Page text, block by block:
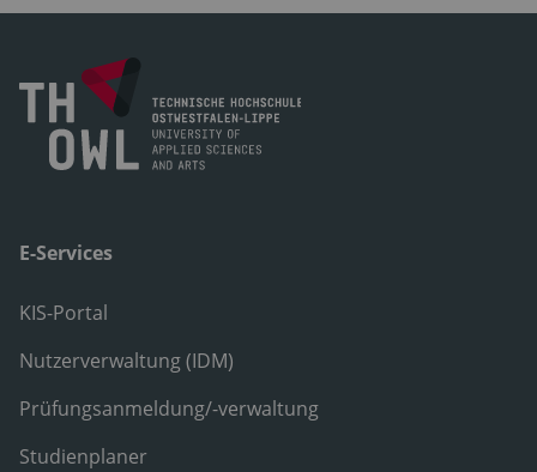
E-Services
KIS-Portal
Nutzerverwaltung (IDM)
Prüfungsanmeldung/-verwaltung
Studienplaner